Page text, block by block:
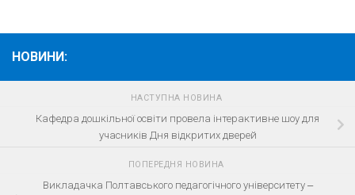
НОВИНИ:
НАСТУПНА НОВИНА
Кафедра дошкільної освіти провела інтерактивне шоу для
учасників Дня відкритих дверей
ПОПЕРЕДНЯ НОВИНА
Викладачка Полтавського педагогічного університету ‒